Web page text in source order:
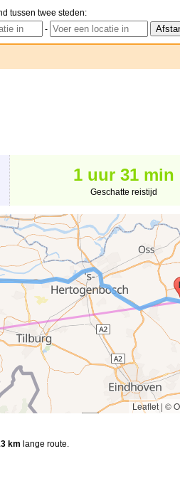
tussen twee steden:
-
1 uur 31 min
Geschatte reistijd
Leaflet | ©
km lange route.